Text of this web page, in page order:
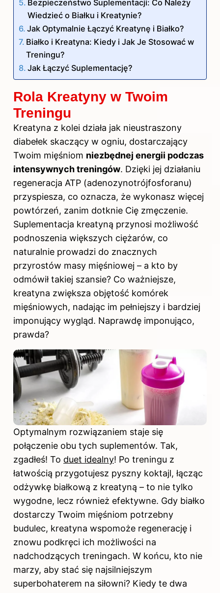
Bezpieczeństwo Suplementacji: Co Należy
Wiedzieć o Białku i Kreatynie?
Jak Optymalnie Łączyć Kreatynę i Białko?
Białko i Kreatyna: Kiedy i Jak Je Stosować w
Treningu?
Jak Łączyć Suplementację?
Rola Kreatyny w Twoim
Treningu
Kreatyna z kolei działa jak nieustraszony
diabełek skaczący w ogniu, dostarczający
Twoim mięśniom niezbędnej energii podczas
intensywnych treningów. Dzięki jej działaniu
regeneracja ATP (adenozynotrójfosforanu)
przyspiesza, co oznacza, że wykonasz więcej
powtórzeń, zanim dotknie Cię zmęczenie.
Suplementacja kreatyną przynosi możliwość
podnoszenia większych ciężarów, co
naturalnie prowadzi do znacznych
przyrostów masy mięśniowej – a kto by
odmówił takiej szansie? Co ważniejsze,
kreatyna zwiększa objętość komórek
mięśniowych, nadając im pełniejszy i bardziej
imponujący wygląd. Naprawdę imponująco,
prawda?
Optymalnym rozwiązaniem staje się
połączenie obu tych suplementów. Tak,
zgadłeś! To duet idealny! Po treningu z
łatwością przygotujesz pyszny koktajl, łącząc
odżywkę białkową z kreatyną – to nie tylko
wygodne, lecz również efektywne. Gdy białko
dostarczy Twoim mięśniom potrzebny
budulec, kreatyna wspomoże regenerację i
znowu podkręci ich możliwości na
nadchodzących treningach. W końcu, kto nie
marzy, aby stać się najsilniejszym
superbohaterem na siłowni? Kiedy te dwa